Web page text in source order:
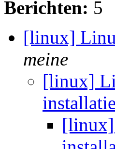
Berichten: 5
[linux]
meine
[linux]
installatie
[linux]